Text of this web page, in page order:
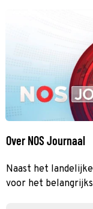
Over NOS Journaal
Naast het
voor het